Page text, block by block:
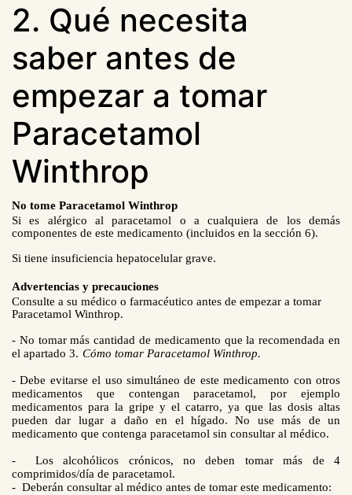
2. Qué necesita
saber antes de
empezar a tomar
Paracetamol
Winthrop
No tome Paracetamol Winthrop
Si es alérgico al paracetamol o a cualquiera de los demás
componentes de este medicamento (incluidos en la sección 6).
Si tiene insuficiencia hepatocelular grave.
Advertencias y precauciones
Consulte a su médico o farmacéutico antes de empezar a tomar
Paracetamol Winthrop.
- No tomar más cantidad de medicamento que la recomendada en
el apartado 3. Cómo tomar Paracetamol Winthrop.
- Debe evitarse el uso simultáneo de este medicamento con otros
medicamentos que contengan paracetamol, por ejemplo
medicamentos para la gripe y el catarro, ya que las dosis altas
pueden dar lugar a daño en el hígado. No use más de un
medicamento que contenga paracetamol sin consultar al médico.
- Los alcohólicos crónicos, no deben tomar más de 4
comprimidos/día de paracetamol.
- Deberán consultar al médico antes de tomar este medicamento: